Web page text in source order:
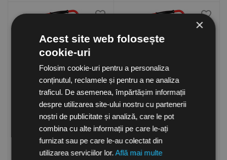
medii speciale Tiger P33, 3
kW, Frico Suedia
in stoc
366.50Lei
(TVA inclusa)
medii speciale Tiger TIG53,
5 kW, Frico Suedia
in stoc
2,761.50 Lei
(TVA inclusa)
×
Acest site web folosește
cookie-uri
Folosim cookie-uri pentru a personaliza
conținutul, reclamele și pentru a ne analiza
traficul. De asemenea, împărtășim informații
despre utilizarea site-ului nostru cu partenerii
noștri de publicitate și analiză, care le pot
combina cu alte informații pe care le-ați
furnizat sau pe care le-au colectat din
utilizarea serviciilor lor.Află mai multe